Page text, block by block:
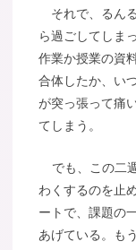
それで、るん
ら過ごしてしま
作業か授業の資
合体したか、い
が突っ張って痛
てしまう。
でも、この二
わくするのを止
ートで、課題の
あげている。も